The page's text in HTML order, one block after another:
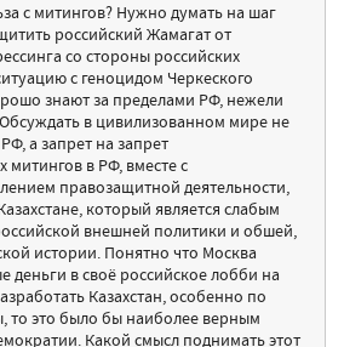
с митингов? Нужно думать на шаг
российский Жамагат от
со стороны российских
с геноцидом Черкеского
знают за пределами РФ, нежели
в цивилизованном мире не
а запрет на запрет
митингов в РФ, вместе с
правозащитной деятельности,
который является слабым
внешней политики и обшей,
истории. Понятно что Москва
деньги в своё российское лобби на
Казахстан, особенно по
то это было бы наиболее верным
Какой смысл поднимать этот